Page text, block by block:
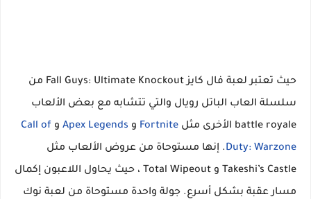
حيث تعتبر لعبة فال كايز Fall Guys: Ultimate Knockout من
سلسلة العاب الباتل رويال والتي تتشابه مع بعض الألعاب
battle royale الأخرى مثل
Fortnite و Apex Legends و Call of
Duty: Warzone. إنها مستوحاة من عروض الألعاب مثل
Takeshi’s Castle و Total Wipeout ، حيث يحاول اللاعبون إكمال
مسار عقبة بشكل أسرع. جولة واحدة مستوحاة من لعبة نوك